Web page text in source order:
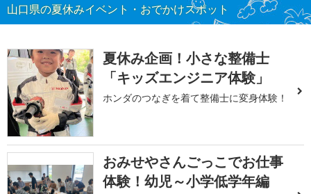
山口県の夏休みイベント・おでかけスポット
夏休み企画！小さな整備士
「キッズエンジニア体験」
ホンダのつなぎを着て整備士に変身体験！
おみせやさんごっこでお仕事
体験！幼児～小学低学年編